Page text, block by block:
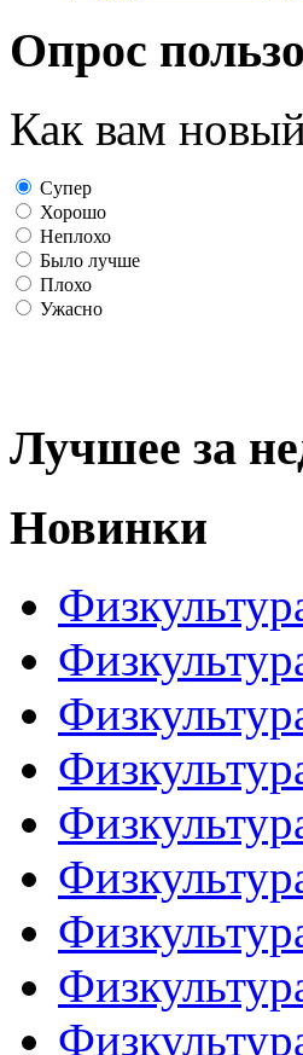
Опрос
Как вам
Супер
Хорошо
Неплохо
Было лучше
Плохо
Ужасно
Лучшее за
Новинки